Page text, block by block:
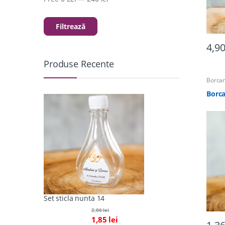
4,90
Totul
Filtrează
Produse Recente
Set sticla nunta 14
1,85 lei
2,06lei